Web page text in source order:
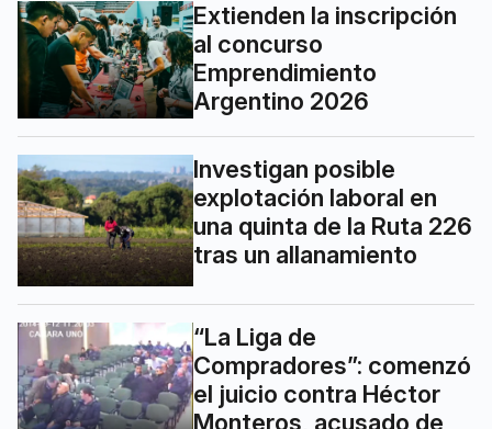
Extienden la inscripción
al concurso
Emprendimiento
Argentino 2026
Investigan posible
explotación laboral en
una quinta de la Ruta 226
tras un allanamiento
“La Liga de
Compradores”: comenzó
el juicio contra Héctor
Monteros, acusado de